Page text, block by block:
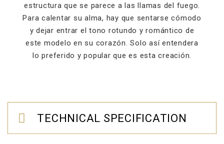
estructura que se parece a las llamas del fuego.
Para calentar su alma, hay que sentarse cómodo
y dejar entrar el tono rotundo y romántico de
este modelo en su corazón. Solo así entendera
lo preferido y popular que es esta creación.
TECHNICAL SPECIFICATION